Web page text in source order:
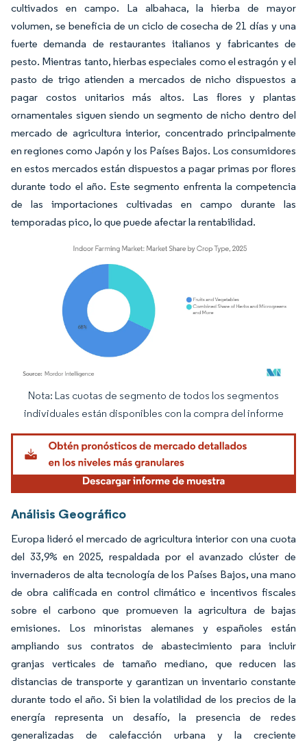
cultivados en campo. La albahaca, la hierba de mayor
volumen, se beneficia de un ciclo de cosecha de 21 días y una
fuerte demanda de restaurantes italianos y fabricantes de
pesto. Mientras tanto, hierbas especiales como el estragón y el
pasto de trigo atienden a mercados de nicho dispuestos a
pagar costos unitarios más altos. Las flores y plantas
ornamentales siguen siendo un segmento de nicho dentro del
mercado de agricultura interior, concentrado principalmente
en regiones como Japón y los Países Bajos. Los consumidores
en estos mercados están dispuestos a pagar primas por flores
durante todo el año. Este segmento enfrenta la competencia
de las importaciones cultivadas en campo durante las
temporadas pico, lo que puede afectar la rentabilidad.
Imagen © Mordor Intelligence. El uso requiere atribución según CC BY 4.0.
Nota: Las cuotas de segmento de todos los segmentos
individuales están disponibles con la compra del informe
Análisis Geográfico
Europa lideró el mercado de agricultura interior con una cuota
del 33,9% en 2025, respaldada por el avanzado clúster de
invernaderos de alta tecnología de los Países Bajos, una mano
de obra calificada en control climático e incentivos fiscales
sobre el carbono que promueven la agricultura de bajas
emisiones. Los minoristas alemanes y españoles están
ampliando sus contratos de abastecimiento para incluir
granjas verticales de tamaño mediano, que reducen las
distancias de transporte y garantizan un inventario constante
durante todo el año. Si bien la volatilidad de los precios de la
energía representa un desafío, la presencia de redes
generalizadas de calefacción urbana y la creciente